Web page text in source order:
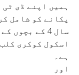
ہمیں اپنے ڈی
پکانے کو شامل
سال 4 کے
اسکول کوکری
ہے۔
اور